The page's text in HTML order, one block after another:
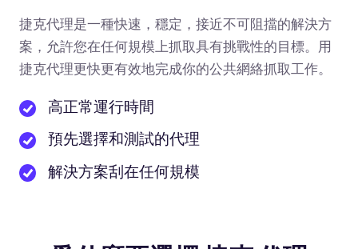
捷克代理是一種快速，穩定，接近不可阻擋的解決方
案，允許您在任何規模上抓取具有挑戰性的目標。用
捷克代理更快更有效地完成你的公共網絡抓取工作。
高正常運行時間
預先選擇和測試的代理
解決方案刮在任何規模